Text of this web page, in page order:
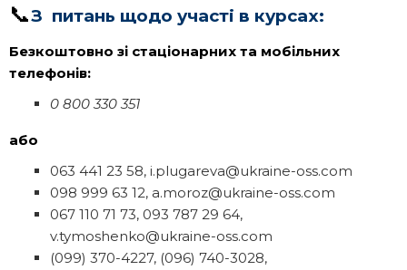
📞З питань щодо участі в курсах:
Безкоштовно зі стаціонарних та мобільних
телефонів:
0 800 330 351
або
063 441 23 58, i.plugareva@ukraine-oss.com
098 999 63 12, a.moroz@ukraine-oss.com
067 110 71 73, 093 787 29 64,
v.tymoshenko@ukraine-oss.com
(099) 370-4227, (096) 740-3028,